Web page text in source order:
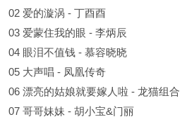
02 爱的漩涡 - 丁酉酉
03 爱蒙住我的眼 - 李炳辰
04 眼泪不值钱 - 慕容晓晓
05 大声唱 - 凤凰传奇
06 漂亮的姑娘就要嫁人啦 - 龙猫组合
07 哥哥妹妹 - 胡小宝&门丽